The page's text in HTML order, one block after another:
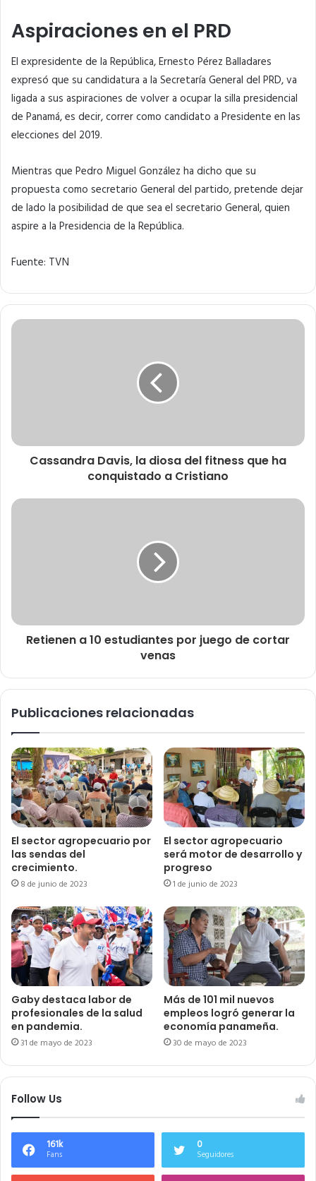
Aspiraciones en el PRD
El expresidente de la República, Ernesto Pérez Balladares
expresó que su candidatura a la Secretaría General del PRD, va
ligada a sus aspiraciones de volver a ocupar la silla presidencial
de Panamá, es decir, correr como candidato a Presidente en las
elecciones del 2019.
Mientras que Pedro Miguel González ha dicho que su
propuesta como secretario General del partido, pretende dejar
de lado la posibilidad de que sea el secretario General, quien
aspire a la Presidencia de la República.
Fuente: TVN
Cassandra Davis, la diosa del fitness que ha
conquistado a Cristiano
Retienen a 10 estudiantes por juego de cortar
venas
Publicaciones relacionadas
El sector agropecuario por
las sendas del
crecimiento.
8 de junio de 2023
El sector agropecuario
será motor de desarrollo y
progreso
1 de junio de 2023
Gaby destaca labor de
profesionales de la salud
en pandemia.
31 de mayo de 2023
Más de 101 mil nuevos
empleos logró generar la
economía panameña.
30 de mayo de 2023
Follow Us
161k
Fans
0
Seguidores